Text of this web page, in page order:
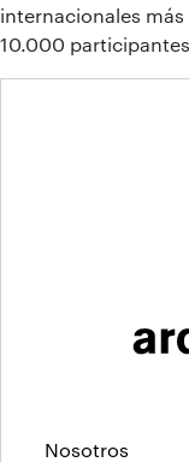
internacionales
10.000
Nosotros